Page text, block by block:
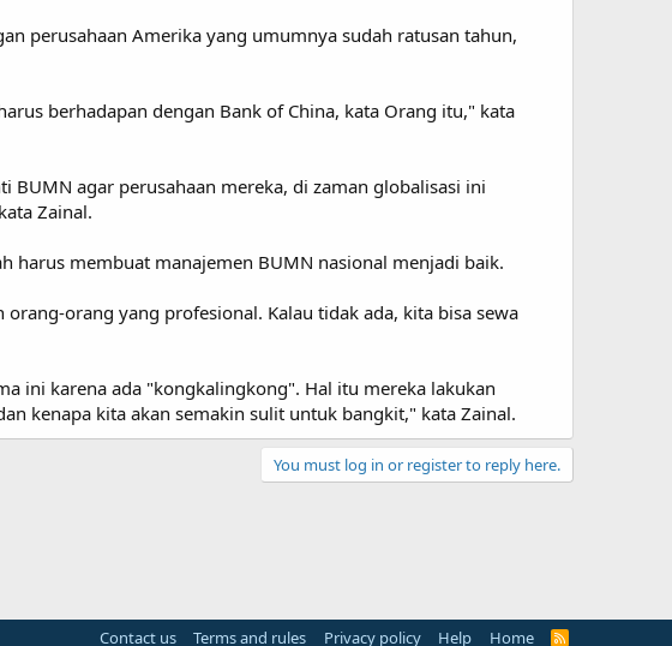
perusahaan Amerika yang umumnya sudah ratusan tahun,
berhadapan dengan Bank of China, kata Orang itu," kata
BUMN agar perusahaan mereka, di zaman globalisasi ini
Zainal.
harus membuat manajemen BUMN nasional menjadi baik.
orang yang profesional. Kalau tidak ada, kita bisa sewa
ini karena ada "kongkalingkong". Hal itu mereka lakukan
kenapa kita akan semakin sulit untuk bangkit," kata Zainal.
You must log in or register to reply here.
Contact us Terms and rules Privacy policy Help Home
R